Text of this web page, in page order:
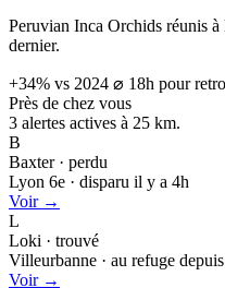
Peruvian Inca Orchids réunis
dernier.
+34% vs 2024 ⌀ 18h pour
Près de chez vous
3 alertes actives à 25 km.
B
Baxter · perdu
Lyon 6e · disparu il y a 4h
Voir →
L
Loki · trouvé
Villeurbanne · au refuge
Voir →